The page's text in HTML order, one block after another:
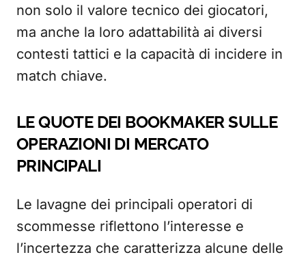
non solo il valore tecnico dei giocatori,
ma anche la loro adattabilità ai diversi
contesti tattici e la capacità di incidere in
match chiave.
LE QUOTE DEI BOOKMAKER SULLE
OPERAZIONI DI MERCATO
PRINCIPALI
Le lavagne dei principali operatori di
scommesse riflettono l’interesse e
l’incertezza che caratterizza alcune delle